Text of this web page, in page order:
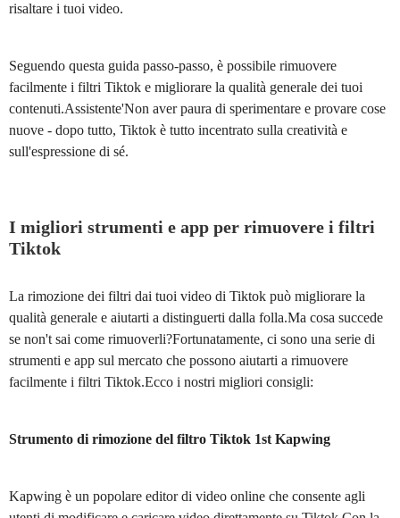
risaltare i tuoi video.
Seguendo questa guida passo-passo, è possibile rimuovere
facilmente i filtri Tiktok e migliorare la qualità generale dei tuoi
contenuti.Assistente'Non aver paura di sperimentare e provare cose
nuove - dopo tutto, Tiktok è tutto incentrato sulla creatività e
sull'espressione di sé.
I migliori strumenti e app per rimuovere i filtri
Tiktok
La rimozione dei filtri dai tuoi video di Tiktok può migliorare la
qualità generale e aiutarti a distinguerti dalla folla.Ma cosa succede
se non't sai come rimuoverli?Fortunatamente, ci sono una serie di
strumenti e app sul mercato che possono aiutarti a rimuovere
facilmente i filtri Tiktok.Ecco i nostri migliori consigli:
Strumento di rimozione del filtro Tiktok 1st Kapwing
Kapwing è un popolare editor di video online che consente agli